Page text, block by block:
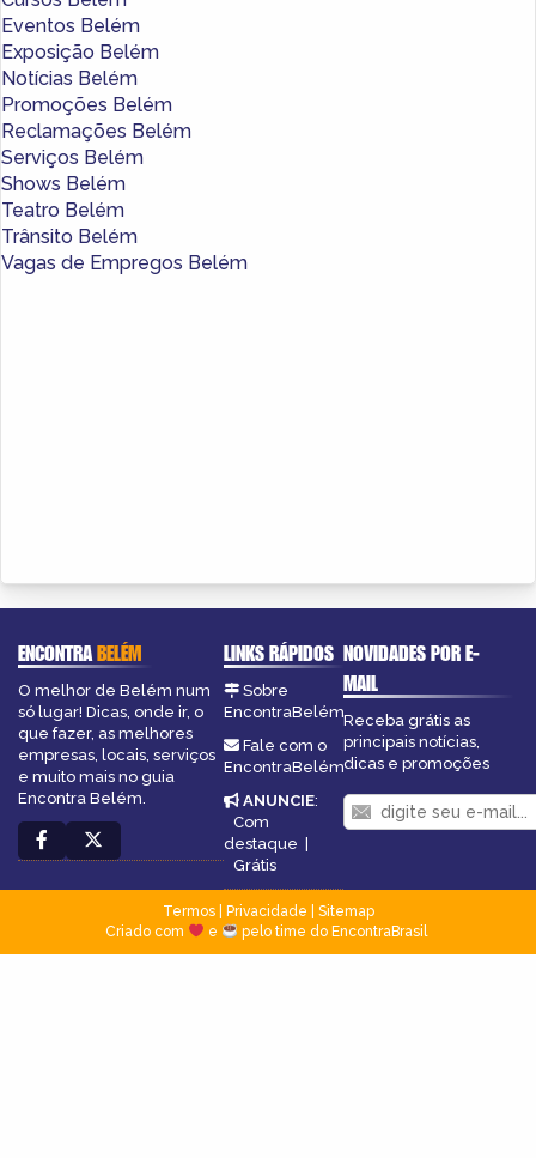
Eventos Belém
Exposição Belém
Notícias Belém
Promoções Belém
Reclamações Belém
Serviços Belém
Shows Belém
Teatro Belém
Trânsito Belém
Vagas de Empregos Belém
ENCONTRABELÉM
O melhor de Belém num
só lugar! Dicas, onde ir, o
que fazer, as melhores
empresas, locais, serviços
e muito mais no guia
Encontra Belém.
LINKS RÁPIDOS
Sobre
EncontraBelém
Fale com o
EncontraBelém
ANUNCIE:
Com
destaque
Grátis
NOVIDADES POR E-
MAIL
Receba grátis as
principais notícias,
dicas e promoções
Termos| Privacidade
Sitemap
Criado com
e pelo time do EncontraBrasil